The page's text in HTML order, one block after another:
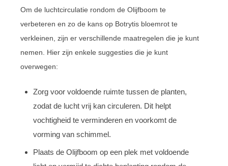
Om de luchtcirculatie rondom de Olijfboom te
verbeteren en zo de kans op Botrytis bloemrot te
verkleinen, zijn er verschillende maatregelen die je kunt
nemen. Hier zijn enkele suggesties die je kunt
overwegen:
Zorg voor voldoende ruimte tussen de planten,
zodat de lucht vrij kan circuleren. Dit helpt
vochtigheid te verminderen en voorkomt de
vorming van schimmel.
Plaats de Olijfboom op een plek met voldoende